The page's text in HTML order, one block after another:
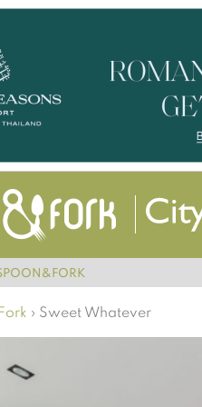
› Sweet Whatever